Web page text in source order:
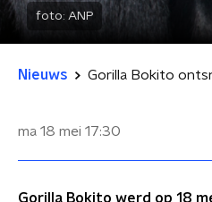
foto: ANP
Nieuws
ma 18 mei 17:30
Gorilla Bokito werd op 18